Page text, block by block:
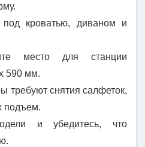
под кроватью, диваном и
место для станции
590 мм.
требуют снятия салфеток,
подъем.
и убедитесь, что